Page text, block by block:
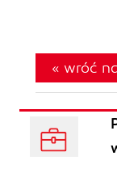
« wróć